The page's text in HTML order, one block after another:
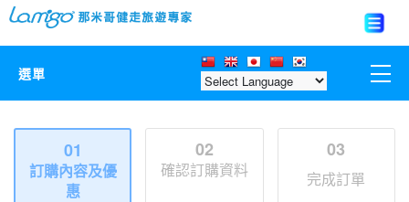
選單
那米哥莊園
中國
01
訂購內容及優
惠
02
確認訂購資料
03
完成訂單